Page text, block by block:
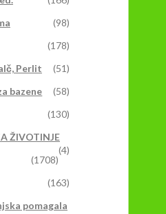
(98)
(178)
Perlit
(51)
bazene
(58)
(130)
ŽIVOTINJE
(4)
(1708)
(163)
pomagala